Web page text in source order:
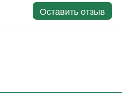
Оставить отзыв